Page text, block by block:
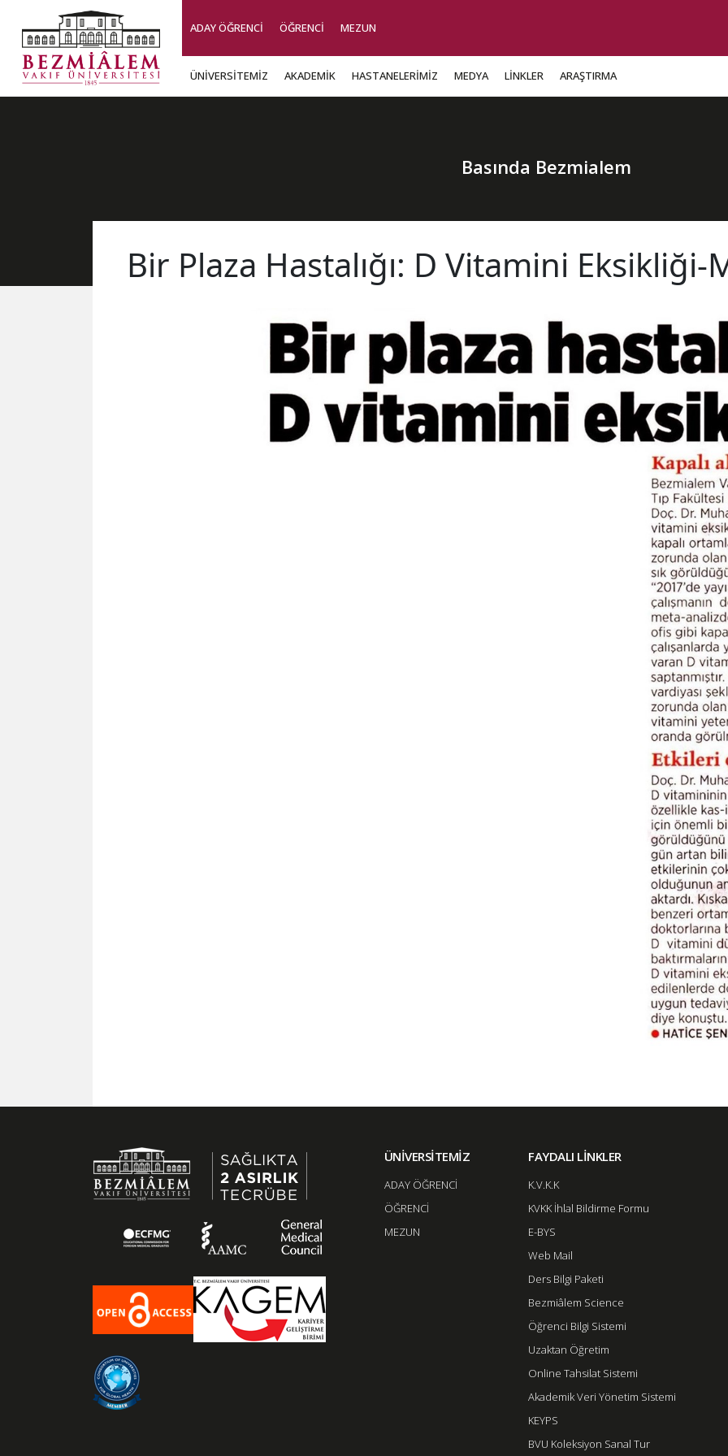
ADAY ÖĞRENCİ ÖĞRENCİ MEZUN
ÜNİVERSİTEMİZ AKADEMİK HASTANELERİMİZ MEDYA LİNKLER ARAŞTIRMA
Basında Bezmialem
Bir Plaza Hastalığı: D Vitamini Eksikliği-
ÜNİVERSİTEMİZ
ADAY ÖĞRENCİ
ÖĞRENCİ
MEZUN
FAYDALI LİNKLER
K.V.K.K
KVKK İhlal Bildirme Formu
E-BYS
Web Mail
Ders Bilgi Paketi
Bezmiâlem Science
Öğrenci Bilgi Sistemi
Uzaktan Öğretim
Online Tahsilat Sistemi
Akademik Veri Yönetim Sistemi
KEYPS
BVU Koleksiyon Sanal Tur